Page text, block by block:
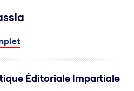
Éditoriale Impartiale